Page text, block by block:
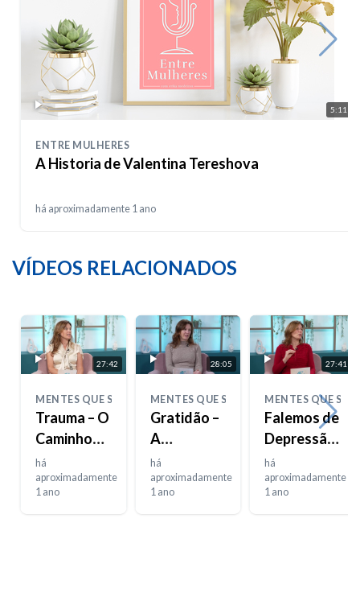
5:11
ENTRE MULHERES
A Historia de Valentina Tereshova
há aproximadamente 1 ano
VÍDEOS RELACIONADOS
27:42
MENTES QUE SENTEM
Trauma – O
Caminho
de
Regresso –
Parte 2
há
aproximadamente
1 ano
28:05
MENTES QUE SENTEM
Gratidão –
A
Importância
dos
Pequenos
há
aproximadamente
1 ano
27:41
MENTES QUE
Falemos de
Depressão
– Parte 2
há
aproximadamente
1 ano